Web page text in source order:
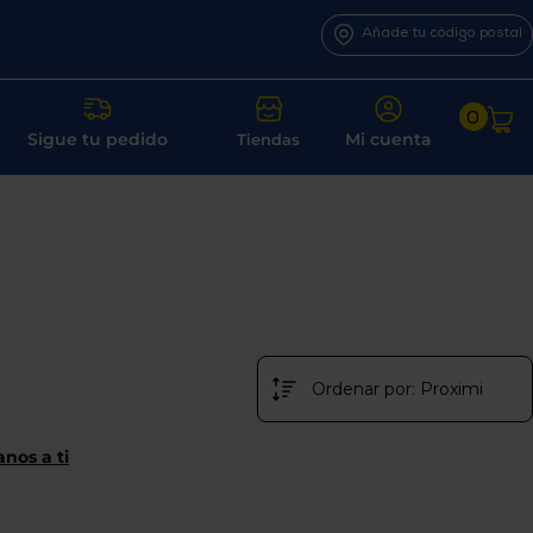
Añade tu código postal
Sigue tu pedido Tiendas Mi cuenta
0
a ti